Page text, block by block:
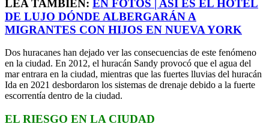
LEA TAMBIÉN: EN FOTOS | ASÍ ES EL HOTEL
DE LUJO DÓNDE ALBERGARÁN A
MIGRANTES CON HIJOS EN NUEVA YORK
Dos huracanes han dejado ver las consecuencias de este fenómeno
en la ciudad. En 2012, el huracán Sandy provocó que el agua del
mar entrara en la ciudad, mientras que las fuertes lluvias del huracán
Ida en 2021 desbordaron los sistemas de drenaje debido a la fuerte
escorrentía dentro de la ciudad.
EL RIESGO EN LA CIUDAD